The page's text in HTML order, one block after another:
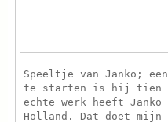
Speeltje van Janko; een
te starten is hij tien
echte werk heeft Janko
Holland. Dat doet mijn